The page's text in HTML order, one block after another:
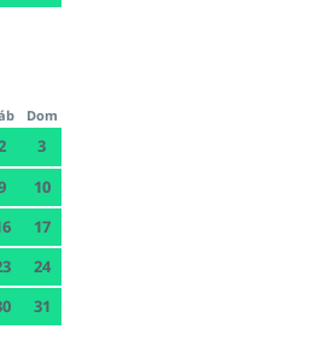
Dom
3
10
17
24
31